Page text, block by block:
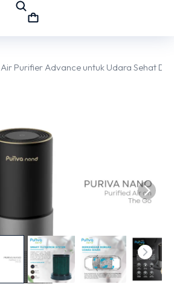
Purifier Advance untuk Udara Sehat